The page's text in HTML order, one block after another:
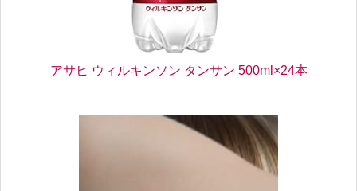
アサヒ ウィルキンソン タンサン 500ml×24本